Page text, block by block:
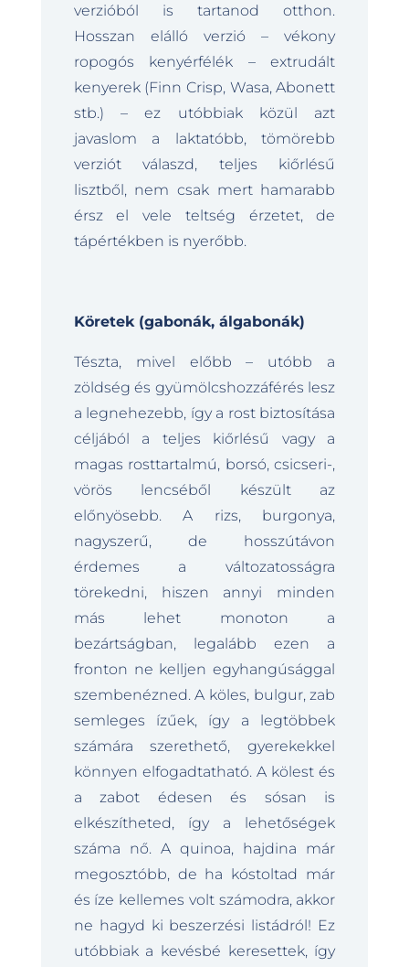
verzióból is tartanod otthon.
Hosszan elálló verzió – vékony
ropogós kenyérfélék – extrudált
kenyerek (Finn Crisp, Wasa, Abonett
stb.) – ez utóbbiak közül azt
javaslom a laktatóbb, tömörebb
verziót válaszd, teljes kiőrlésű
lisztből, nem csak mert hamarabb
érsz el vele teltség érzetet, de
tápértékben is nyerőbb.
Köretek (gabonák, álgabonák)
Tészta, mivel előbb – utóbb a
zöldség és gyümölcshozzáférés lesz
a legnehezebb, így a rost biztosítása
céljából a teljes kiőrlésű vagy a
magas rosttartalmú, borsó, csicseri-,
vörös lencséből készült az
előnyösebb. A rizs, burgonya,
nagyszerű, de hosszútávon
érdemes a változatosságra
törekedni, hiszen annyi minden
más lehet monoton a
bezártságban, legalább ezen a
fronton ne kelljen egyhangúsággal
szembenézned. A köles, bulgur, zab
semleges ízűek, így a legtöbbek
számára szerethető, gyerekekkel
könnyen elfogadtatható. A kölest és
a zabot édesen és sósan is
elkészítheted, így a lehetőségek
száma nő. A quinoa, hajdina már
megosztóbb, de ha kóstoltad már
és íze kellemes volt számodra, akkor
ne hagyd ki beszerzési listádról! Ez
utóbbiak a kevésbé keresettek, így